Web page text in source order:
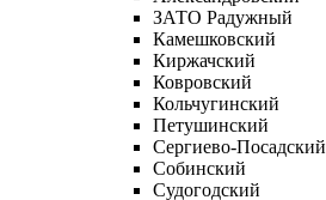
ЗАТО Радужный
Камешковский
Киржачский
Ковровский
Кольчугинский
Петушинский
Сергиево-Посадский
Собинский
Судогодский